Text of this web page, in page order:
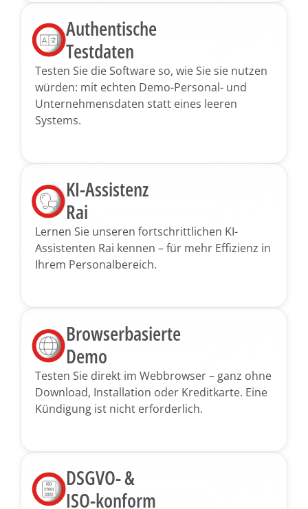
Authentische
Testdaten
Testen Sie die Software so, wie Sie sie nutzen
würden: mit echten Demo-Personal- und
Unter­nehmensdaten statt eines leeren
Systems.
KI-Assistenz
Rai
Lernen Sie unseren fortschrittlichen KI-
Assistenten Rai kennen – für mehr Effizienz in
Ihrem Personalbereich.
Browserbasierte
Demo
Testen Sie direkt im Webbrowser – ganz ohne
Download, Installation oder Kreditkarte. Eine
Kündigung ist nicht erforderlich.
DSGVO- &
ISO-konform